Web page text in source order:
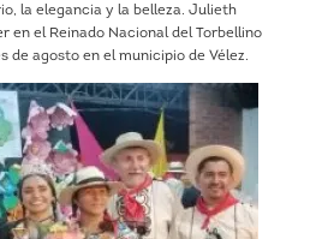
la elegancia y la belleza. Julieth
en el Reinado Nacional del Torbellino
de agosto en el municipio de Vélez.